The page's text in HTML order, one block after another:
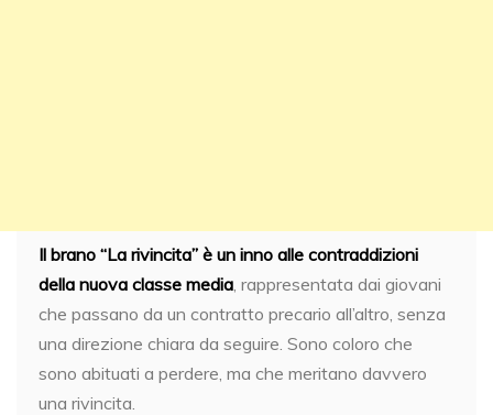
Il brano “La rivincita” è un inno alle contraddizioni
della nuova classe media, rappresentata dai giovani
che passano da un contratto precario all’altro, senza
una direzione chiara da seguire. Sono coloro che
sono abituati a perdere, ma che meritano davvero
una rivincita.